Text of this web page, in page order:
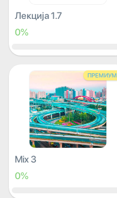
Лекција 1.7
0%
ПРЕМИУМ
Mix 3
0%